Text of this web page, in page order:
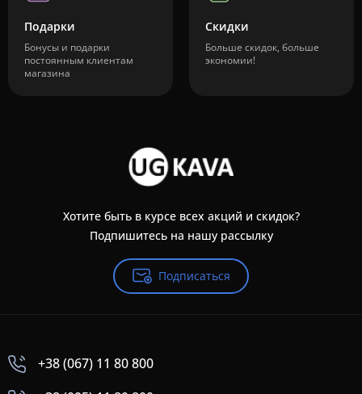
Подарки
Бонусы и подарки
постоянным клиентам
магазина
Скидки
Больше скидок, больше
экономии!
Хотите быть в курсе всех акций и скидок?
Подпишитесь на нашу рассылку
Подписаться
+38 (067) 11 80 800